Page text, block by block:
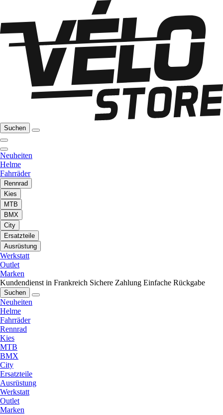
Suchen
Neuheiten
Helme
Fahrräder
Rennrad
Kies
MTB
BMX
City
Ersatzteile
Ausrüstung
Werkstatt
Outlet
Marken
Kundendienst in Frankreich Sichere Zahlung Einfache Rückgabe
Suchen
Neuheiten
Helme
Fahrräder
Rennrad
Kies
MTB
BMX
City
Ersatzteile
Ausrüstung
Werkstatt
Outlet
Marken